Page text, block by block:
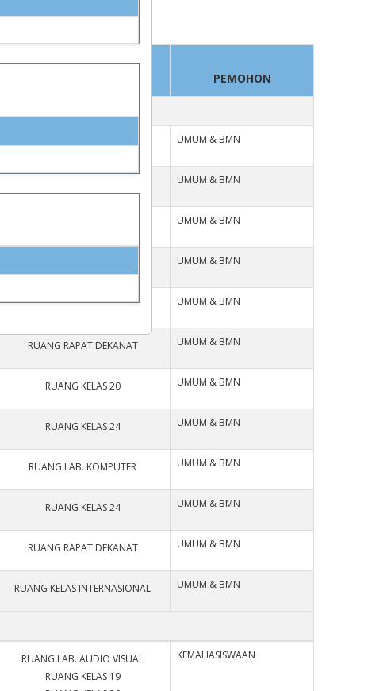
PEMOHON
RUANG KELAS 10 UMUM & BMN
UMUM & BMN
UMUM & BMN
UMUM & BMN
RUANG RAPAT DEKANAT UMUM & BMN
RUANG RAPAT DEKANAT UMUM & BMN
RUANG KELAS 20 UMUM & BMN
RUANG KELAS 24 UMUM & BMN
RUANG LAB. KOMPUTER UMUM & BMN
RUANG KELAS 24 UMUM & BMN
RUANG RAPAT DEKANAT UMUM & BMN
RUANG KELAS INTERNASIONAL UMUM & BMN
RUANG LAB. AUDIO VISUAL
RUANG KELAS 19
KEMAHASISWAAN